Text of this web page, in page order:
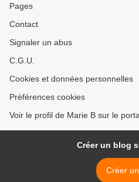
Pages
Contact
Signaler un abus
C.G.U.
Cookies et données personnelles
Préférences cookies
Voir le profil de Marie B sur le
Créer un blog
Créer